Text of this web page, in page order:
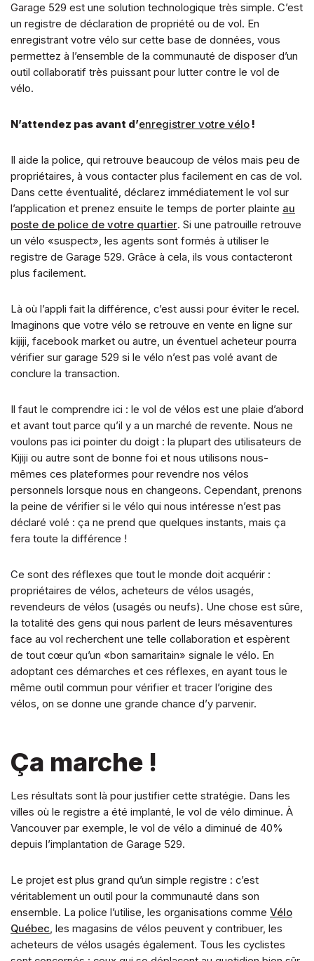
Garage 529 est une solution technologique très simple. C’est
un registre de déclaration de propriété ou de vol. En
enregistrant votre vélo sur cette base de données, vous
permettez à l’ensemble de la communauté de disposer d’un
outil collaboratif très puissant pour lutter contre le vol de
vélo.
N’attendez pas avant d’enregistrer votre vélo !
Il aide la police, qui retrouve beaucoup de vélos mais peu de
propriétaires, à vous contacter plus facilement en cas de vol.
Dans cette éventualité, déclarez immédiatement le vol sur
l’application et prenez ensuite le temps de porter plainte au
poste de police de votre quartier. Si une patrouille retrouve
un vélo «suspect», les agents sont formés à utiliser le
registre de Garage 529. Grâce à cela, ils vous contacteront
plus facilement.
Là où l’appli fait la différence, c’est aussi pour éviter le recel.
Imaginons que votre vélo se retrouve en vente en ligne sur
kijiji, facebook market ou autre, un éventuel acheteur pourra
vérifier sur garage 529 si le vélo n’est pas volé avant de
conclure la transaction.
Il faut le comprendre ici : le vol de vélos est une plaie d’abord
et avant tout parce qu’il y a un marché de revente. Nous ne
voulons pas ici pointer du doigt : la plupart des utilisateurs de
Kijiji ou autre sont de bonne foi et nous utilisons nous-
mêmes ces plateformes pour revendre nos vélos
personnels lorsque nous en changeons. Cependant, prenons
la peine de vérifier si le vélo qui nous intéresse n’est pas
déclaré volé : ça ne prend que quelques instants, mais ça
fera toute la différence !
Ce sont des réflexes que tout le monde doit acquérir :
propriétaires de vélos, acheteurs de vélos usagés,
revendeurs de vélos (usagés ou neufs). Une chose est sûre,
la totalité des gens qui nous parlent de leurs mésaventures
face au vol recherchent une telle collaboration et espèrent
de tout cœur qu’un «bon samaritain» signale le vélo. En
adoptant ces démarches et ces réflexes, en ayant tous le
même outil commun pour vérifier et tracer l’origine des
vélos, on se donne une grande chance d’y parvenir.
Ça marche !
Les résultats sont là pour justifier cette stratégie. Dans les
villes où le registre a été implanté, le vol de vélo diminue. À
Vancouver par exemple, le vol de vélo a diminué de 40%
depuis l’implantation de Garage 529.
Le projet est plus grand qu’un simple registre : c’est
véritablement un outil pour la communauté dans son
ensemble. La police l’utilise, les organisations comme Vélo
Québec, les magasins de vélos peuvent y contribuer, les
acheteurs de vélos usagés également. Tous les cyclistes